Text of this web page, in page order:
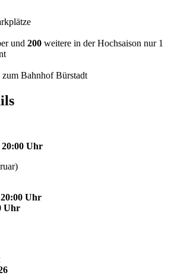
und 200 weitere in der Hochsaison nur 1
Bahnhof Bürstadt
20:00 Uhr
Uhr
Uhr